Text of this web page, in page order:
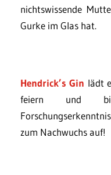
nichtswissende
Gurke im Glas hat.
Hendrick’s Gin lädt
feiern und
zum Nachwuchs auf!